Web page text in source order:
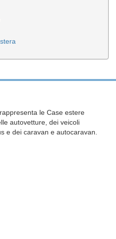
le Case estere
autovetture, dei veicoli
e dei caravan e autocaravan.